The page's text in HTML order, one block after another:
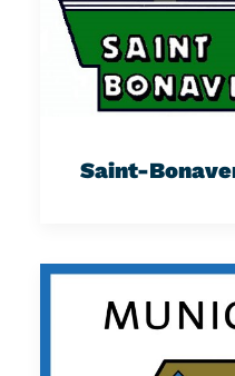
Saint-